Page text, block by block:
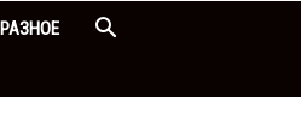
РАЗНОЕ